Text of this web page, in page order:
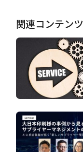
関連コンテンツ